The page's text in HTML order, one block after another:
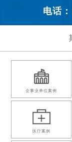
电话
企事业单位案例
医疗案例